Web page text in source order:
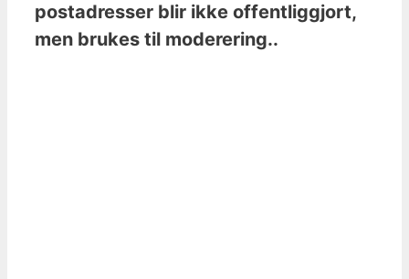
postadresser blir ikke offentliggjort,
men brukes til moderering..